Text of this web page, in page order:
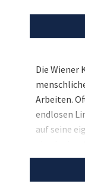
Die Wiener
Arbeiten.
endlosen
auf seine
ein
nun eines